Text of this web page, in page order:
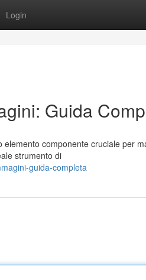
Login
Guida
componente cruciale per
strumento di
guida-completa